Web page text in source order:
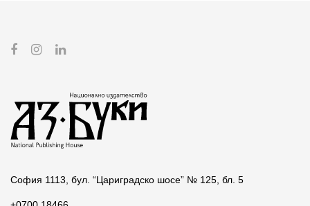
София 1113, бул. “Цариградско шосе” № 125, бл. 5